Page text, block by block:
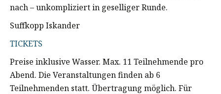
nach – unkompliziert in geselliger Runde.
Suffkopp Iskander
TICKETS
Preise inklusive Wasser. Max. 11 Teilnehmende pro
Abend. Die Veranstaltungen finden ab 6
Teilnehmenden statt. Übertragung möglich. Für